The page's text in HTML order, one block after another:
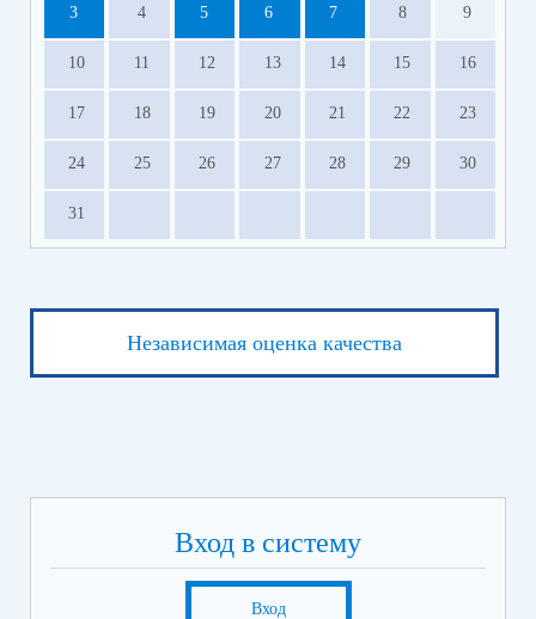
3 4 5 6 7 8 9
10 11 12 13 14 15 16
17 18 19 20 21 22 23
24 25 26 27 28 29 30
31
Независимая оценка качества
Вход в систему
Вход